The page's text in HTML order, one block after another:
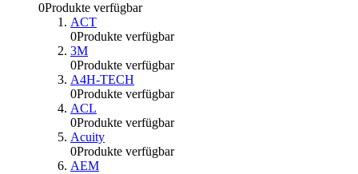
0Produkte verfügbar
ACT
0Produkte verfügbar
3M
0Produkte verfügbar
A4H-TECH
0Produkte verfügbar
ACL
0Produkte verfügbar
Acuity
0Produkte verfügbar
AEM